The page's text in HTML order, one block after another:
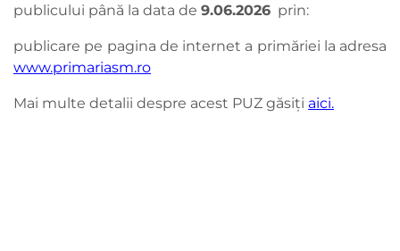
publicului până la data de 9.06.2026 prin:
publicare pe pagina de internet a primăriei la adresa
www.primariasm.ro
Mai multe detalii despre acest PUZ găsiți aici.